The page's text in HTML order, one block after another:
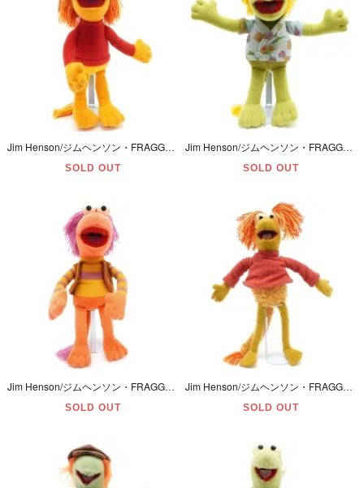
Jim Henson/ジムヘンソン・FRAGGLE ROCK/フラグルロック・HASBRO/ハズブロ・Plush/プラッシュ/ぬいぐるみ 「RED/レッド」 1985年・38cm
SOLD OUT
Jim Henson/ジムヘンソン・FRAGGLE ROCK/フラグルロック・HASBRO/ハズブロ・Plush/プラッシュ/ぬいぐるみ「WEMBLEY/ウェンブリー」リペイント？1985年・35cm
SOLD OUT
Jim Henson/ジムヘンソン・FRAGGLE ROCK/フラグルロック・HASBRO/ハズブロ・Plush/プラッシュ/ぬいぐるみ 「GOBO/ゴーボー」 変色有・1985年・38cm
SOLD OUT
Jim Henson/ジムヘンソン・FRAGGLE ROCK/フラグルロック・TOMY/トミー・Plush/プラッシュ/ぬいぐるみ 「RED/レッド」 1983年・36cm
SOLD OUT